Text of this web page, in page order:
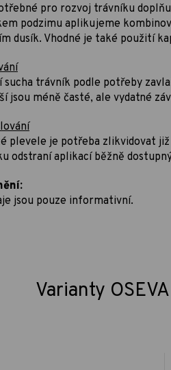
pro rozvoj trávníku
podzimu aplikujeme
dusík. Vhodné je také použití
sucha trávník podle potřeby
jsou méně časté, ale vydatné
plevele je potřeba zlikvidovat
odstraní aplikací běžně
jsou pouze informativní.
Varianty